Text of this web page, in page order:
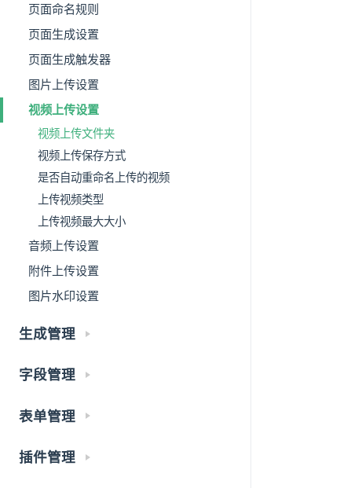
页面命名规则
页面生成设置
页面生成触发器
图片上传设置
视频上传设置
视频上传文件夹
视频上传保存方式
是否自动重命名上传的视频
上传视频类型
上传视频最大大小
音频上传设置
附件上传设置
图片水印设置
生成管理
字段管理
表单管理
插件管理